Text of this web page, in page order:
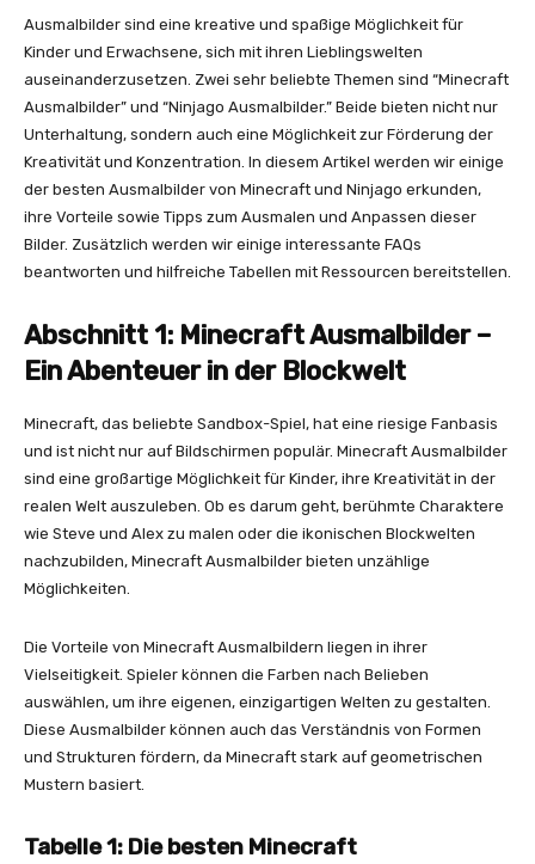
Ausmalbilder sind eine kreative und spaßige Möglichkeit für
Kinder und Erwachsene, sich mit ihren Lieblingswelten
auseinanderzusetzen. Zwei sehr beliebte Themen sind “Minecraft
Ausmalbilder” und “Ninjago Ausmalbilder.” Beide bieten nicht nur
Unterhaltung, sondern auch eine Möglichkeit zur Förderung der
Kreativität und Konzentration. In diesem Artikel werden wir einige
der besten Ausmalbilder von Minecraft und Ninjago erkunden,
ihre Vorteile sowie Tipps zum Ausmalen und Anpassen dieser
Bilder. Zusätzlich werden wir einige interessante FAQs
beantworten und hilfreiche Tabellen mit Ressourcen bereitstellen.
Abschnitt 1: Minecraft Ausmalbilder –
Ein Abenteuer in der Blockwelt
Minecraft, das beliebte Sandbox-Spiel, hat eine riesige Fanbasis
und ist nicht nur auf Bildschirmen populär. Minecraft Ausmalbilder
sind eine großartige Möglichkeit für Kinder, ihre Kreativität in der
realen Welt auszuleben. Ob es darum geht, berühmte Charaktere
wie Steve und Alex zu malen oder die ikonischen Blockwelten
nachzubilden, Minecraft Ausmalbilder bieten unzählige
Möglichkeiten.
Die Vorteile von Minecraft Ausmalbildern liegen in ihrer
Vielseitigkeit. Spieler können die Farben nach Belieben
auswählen, um ihre eigenen, einzigartigen Welten zu gestalten.
Diese Ausmalbilder können auch das Verständnis von Formen
und Strukturen fördern, da Minecraft stark auf geometrischen
Mustern basiert.
Tabelle 1: Die besten Minecraft